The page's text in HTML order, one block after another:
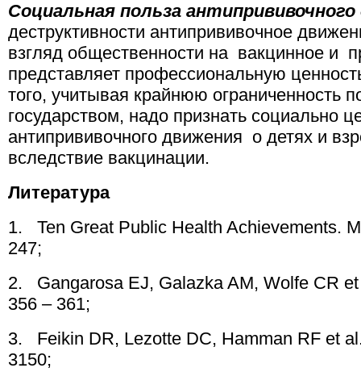
Социальная польза
деструктивности антипрививочное
взгляд общественности на вакцинное и
представляет профессиональную
того, учитывая крайнюю ограниченность
государством, надо признать социально
антипрививочного движения о детях и
вследствие вакцинации.
Литература
1. Ten Great Public Health Achievements.
247;
2. Gangarosa EJ, Galazka AM, Wolfe CR
356 – 361;
3. Feikin DR, Lezotte DC, Hamman RF et
3150;